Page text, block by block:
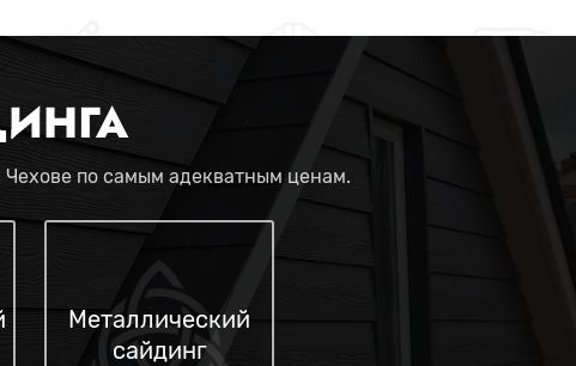
по самым адекватным ценам.
Металлический
сайдинг